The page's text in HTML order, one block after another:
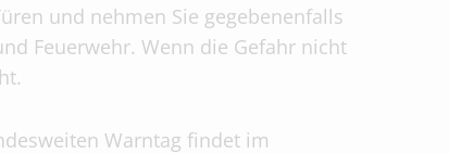
und nehmen Sie gegebenenfalls
Feuerwehr. Wenn die Gefahr nicht
Warntag findet im